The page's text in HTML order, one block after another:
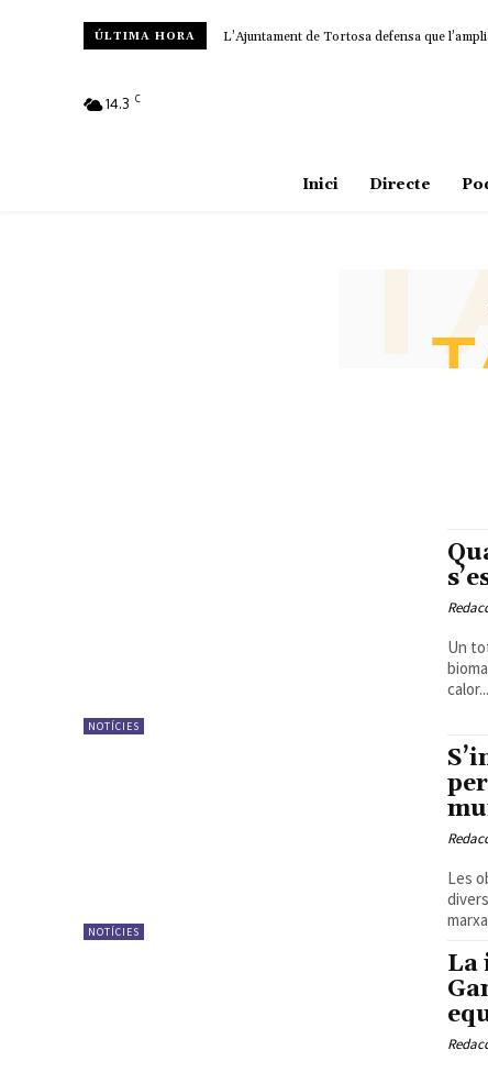
ÚLTIMA HORA L’Ajuntament de Tortosa defensa que
14.3 C
Inici Directe
NOTÍCIES
Un
calor...
NOTÍCIES
Les
La